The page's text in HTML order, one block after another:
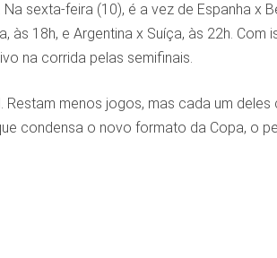
sexta-feira (10), é a vez de Espanha x
18h, e Argentina x Suíça, às 22h. Com
na corrida pelas semifinais.
menos jogos, mas cada um deles
condensa o novo formato da Copa, o